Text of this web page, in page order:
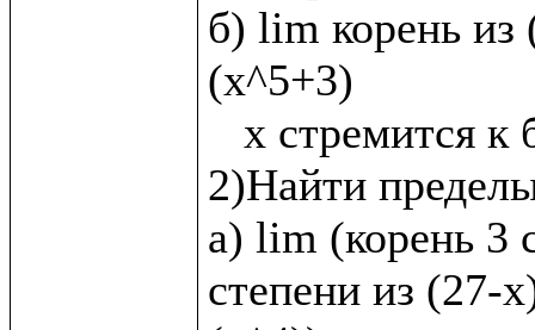
б) lim корень из
(x^5+3)
2)Найти
а) lim (корень 3
степени из (27-